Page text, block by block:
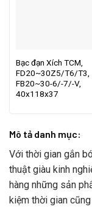
Bạc đạn Xích TCM,
FD20~30Z5/T6/T3,
FB20~30-6/-7/-V,
40x118x37
Mô tả danh mục:
Với thời gian gắn
thuật giàu kinh
hàng những sản
kiệm thời gian